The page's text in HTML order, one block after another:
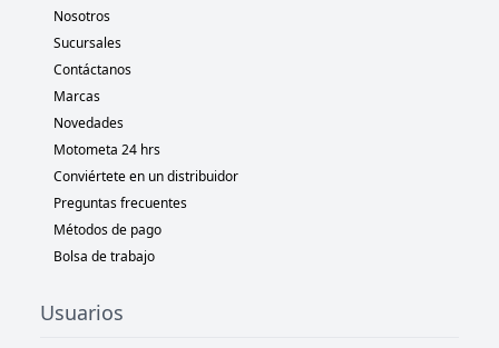
Nosotros
Sucursales
Contáctanos
Marcas
Novedades
Motometa 24 hrs
Conviértete en un distribuidor
Preguntas frecuentes
Métodos de pago
Bolsa de trabajo
Usuarios